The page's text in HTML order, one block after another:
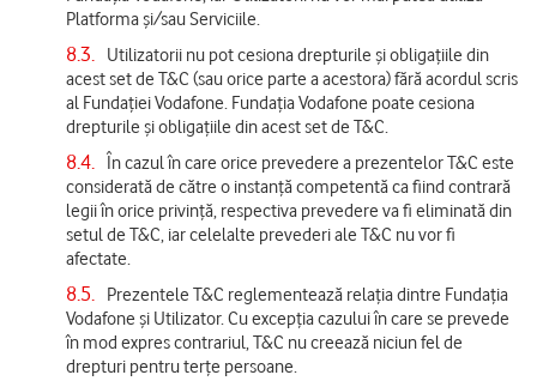
Platforma și/sau Serviciile.
8.3.
Utilizatorii nu pot cesiona drepturile și obligațiile din
acest set de T&C (sau orice parte a acestora) fără acordul scris
al Fundației Vodafone. Fundația Vodafone poate cesiona
drepturile și obligațiile din acest set de T&C.
8.4.
În cazul în care orice prevedere a prezentelor T&C este
considerată de către o instanță competentă ca fiind contrară
legii în orice privință, respectiva prevedere va fi eliminată din
setul de T&C, iar celelalte prevederi ale T&C nu vor fi
afectate.
8.5.
Prezentele T&C reglementează relația dintre Fundația
Vodafone și Utilizator. Cu excepția cazului în care se prevede
în mod expres contrariul, T&C nu creează niciun fel de
drepturi pentru terțe persoane.